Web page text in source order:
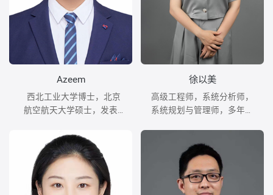
Azeem
西北工业大学博士，北京
航空航天大学硕士，发表
徐以美
高级工程师，系统分析师，
系统规划与管理师，多年华